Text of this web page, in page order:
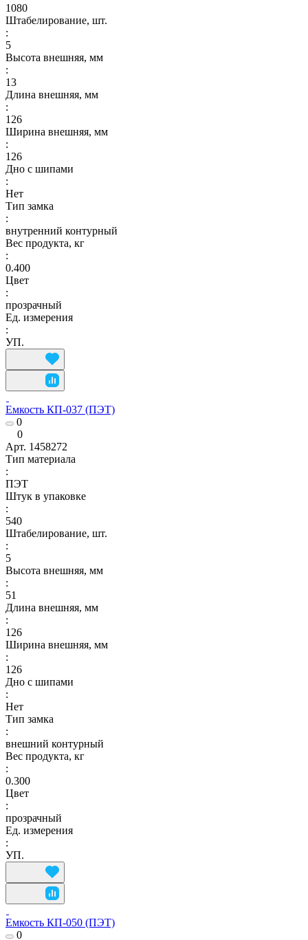
1080
Штабелирование, шт.
:
5
Высота внешняя, мм
:
13
Длина внешняя, мм
:
126
Ширина внешняя, мм
:
126
Дно с шипами
:
Нет
Тип замка
:
внутренний контурный
Вес продукта, кг
:
0.400
Цвет
:
прозрачный
Ед. измерения
:
УП.
Емкость КП-037 (ПЭТ)
0
0
Арт. 1458272
Тип материала
:
ПЭТ
Штук в упаковке
:
540
Штабелирование, шт.
:
5
Высота внешняя, мм
:
51
Длина внешняя, мм
:
126
Ширина внешняя, мм
:
126
Дно с шипами
:
Нет
Тип замка
:
внешний контурный
Вес продукта, кг
:
0.300
Цвет
:
прозрачный
Ед. измерения
:
УП.
Емкость КП-050 (ПЭТ)
0